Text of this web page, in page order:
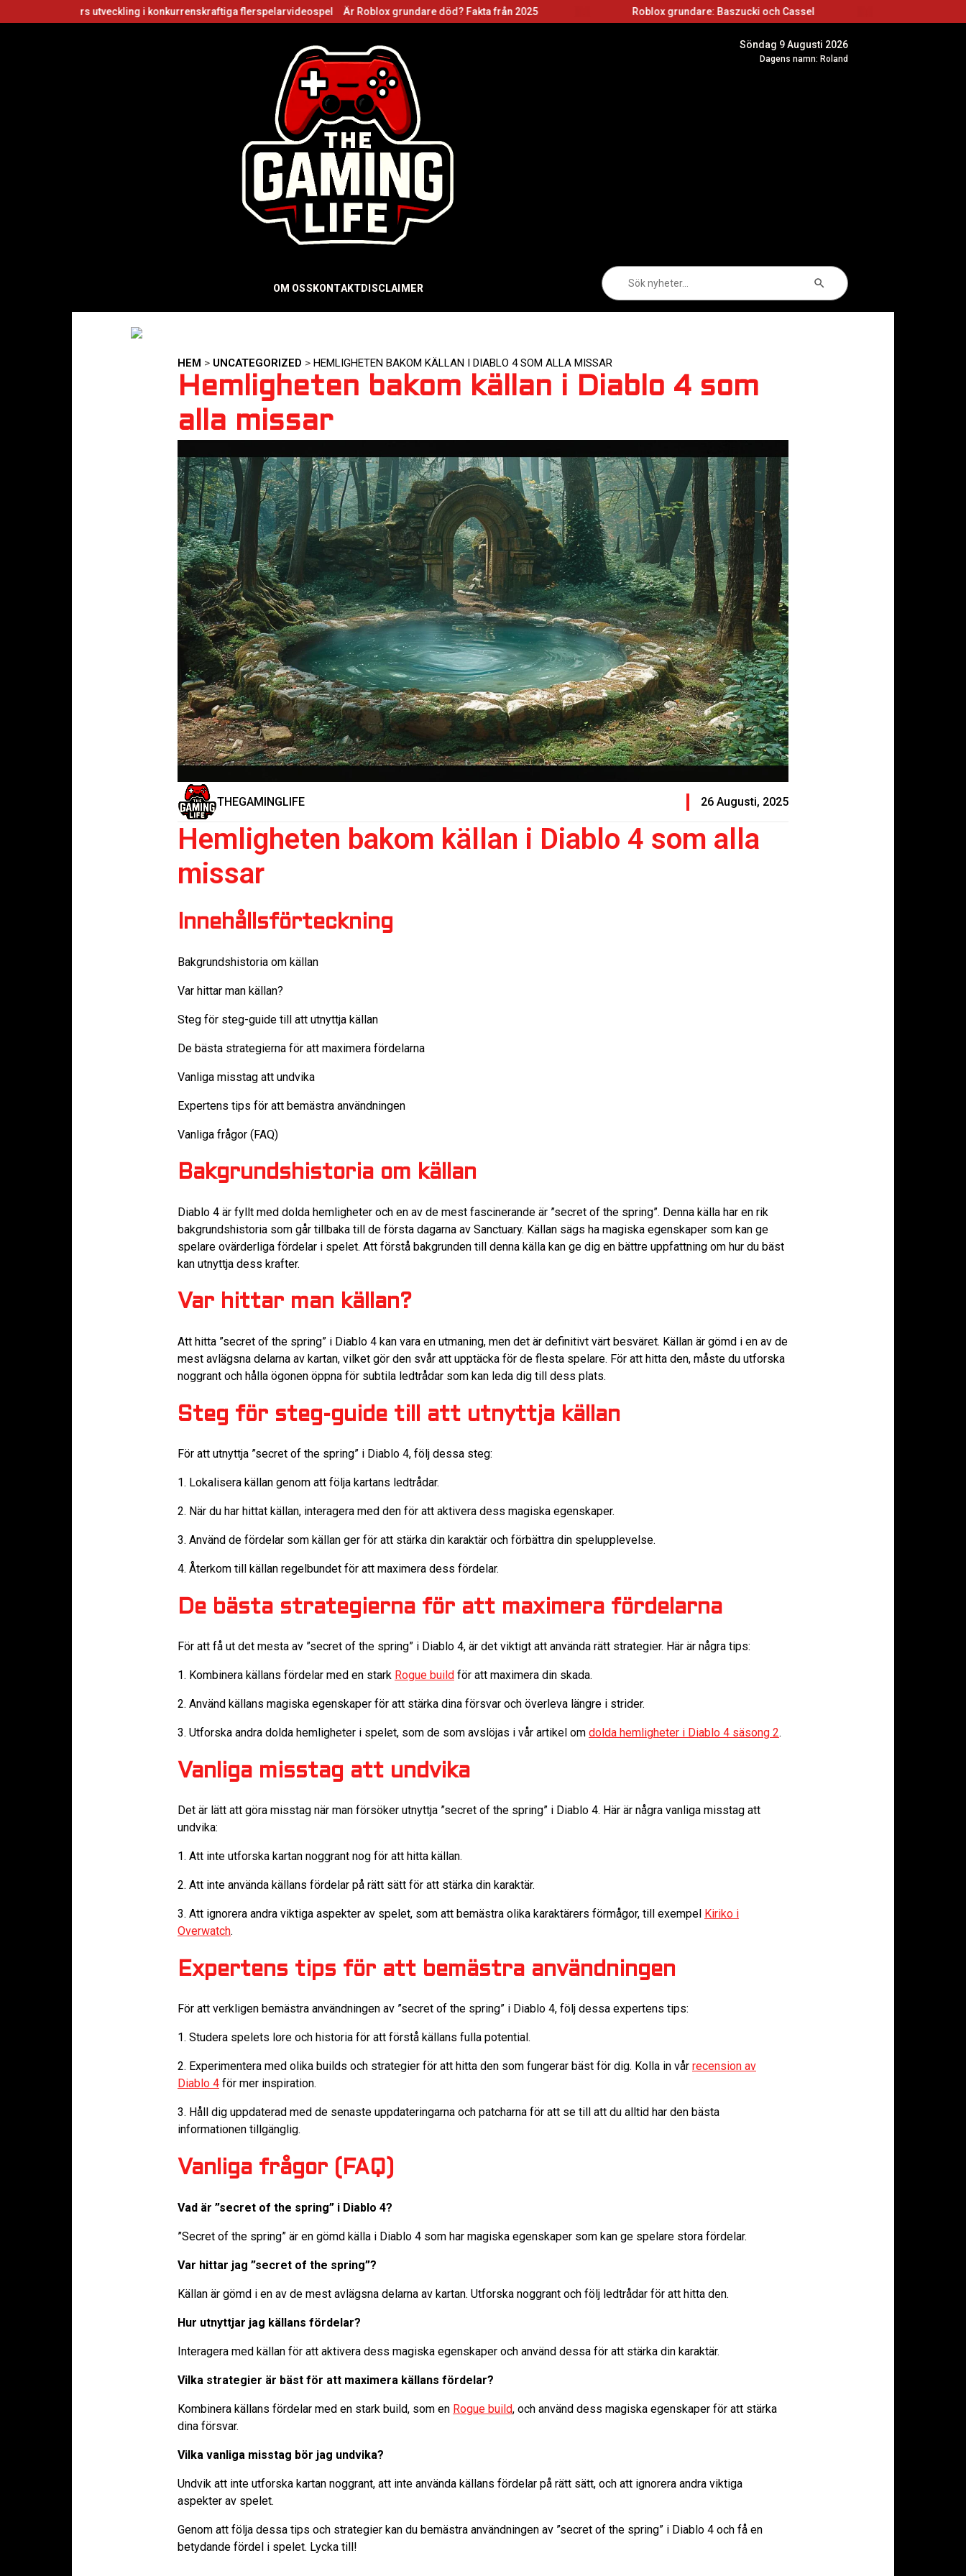
utveckling i konkurrenskraftiga flerspelarvideospel Är Roblox grundare död? Fakta från 2025 Roblox grundare: Baszucki och Cassel
OM OSS KONTAKTDISCLAIMER
Söndag 9 Augusti 2026
Dagens namn: Roland
efter:
Sökknapp
HEM > UNCATEGORIZED > HEMLIGHETEN BAKOM KÄLLAN I DIABLO 4 SOM ALLA MISSAR
Hemligheten bakom källan i Diablo 4 som
alla missar
THEGAMINGLIFE 26 Augusti, 2025
Hemligheten bakom källan i Diablo 4 som alla
missar
Innehållsförteckning
Bakgrundshistoria om källan
Var hittar man källan?
Steg för steg-guide till att utnyttja källan
De bästa strategierna för att maximera fördelarna
Vanliga misstag att undvika
Expertens tips för att bemästra användningen
Vanliga frågor (FAQ)
Bakgrundshistoria om källan
Diablo 4 är fyllt med dolda hemligheter och en av de mest fascinerande är ”secret of the spring”. Denna källa har en rik
bakgrundshistoria som går tillbaka till de första dagarna av Sanctuary. Källan sägs ha magiska egenskaper som kan ge
spelare ovärderliga fördelar i spelet. Att förstå bakgrunden till denna källa kan ge dig en bättre uppfattning om hur du bäst
kan utnyttja dess krafter.
Var hittar man källan?
Att hitta ”secret of the spring” i Diablo 4 kan vara en utmaning, men det är definitivt värt besväret. Källan är gömd i en av de
mest avlägsna delarna av kartan, vilket gör den svår att upptäcka för de flesta spelare. För att hitta den, måste du utforska
noggrant och hålla ögonen öppna för subtila ledtrådar som kan leda dig till dess plats.
Steg för steg-guide till att utnyttja källan
För att utnyttja ”secret of the spring” i Diablo 4, följ dessa steg:
1. Lokalisera källan genom att följa kartans ledtrådar.
2. När du har hittat källan, interagera med den för att aktivera dess magiska egenskaper.
3. Använd de fördelar som källan ger för att stärka din karaktär och förbättra din spelupplevelse.
4. Återkom till källan regelbundet för att maximera dess fördelar.
De bästa strategierna för att maximera fördelarna
För att få ut det mesta av ”secret of the spring” i Diablo 4, är det viktigt att använda rätt strategier. Här är några tips:
1. Kombinera källans fördelar med en stark Rogue build för att maximera din skada.
2. Använd källans magiska egenskaper för att stärka dina försvar och överleva längre i strider.
3. Utforska andra dolda hemligheter i spelet, som de som avslöjas i vår artikel om dolda hemligheter i Diablo 4 säsong 2.
Vanliga misstag att undvika
Det är lätt att göra misstag när man försöker utnyttja ”secret of the spring” i Diablo 4. Här är några vanliga misstag att
undvika:
1. Att inte utforska kartan noggrant nog för att hitta källan.
2. Att inte använda källans fördelar på rätt sätt för att stärka din karaktär.
3. Att ignorera andra viktiga aspekter av spelet, som att bemästra olika karaktärers förmågor, till exempel Kiriko i
Overwatch.
Expertens tips för att bemästra användningen
För att verkligen bemästra användningen av ”secret of the spring” i Diablo 4, följ dessa expertens tips:
1. Studera spelets lore och historia för att förstå källans fulla potential.
2. Experimentera med olika builds och strategier för att hitta den som fungerar bäst för dig. Kolla in vår recension av
Diablo 4 för mer inspiration.
3. Håll dig uppdaterad med de senaste uppdateringarna och patcharna för att se till att du alltid har den bästa
informationen tillgänglig.
Vanliga frågor (FAQ)
Vad är ”secret of the spring” i Diablo 4?
”Secret of the spring” är en gömd källa i Diablo 4 som har magiska egenskaper som kan ge spelare stora fördelar.
Var hittar jag ”secret of the spring”?
Källan är gömd i en av de mest avlägsna delarna av kartan. Utforska noggrant och följ ledtrådar för att hitta den.
Hur utnyttjar jag källans fördelar?
Interagera med källan för att aktivera dess magiska egenskaper och använd dessa för att stärka din karaktär.
Vilka strategier är bäst för att maximera källans fördelar?
Kombinera källans fördelar med en stark build, som en Rogue build, och använd dess magiska egenskaper för att stärka
dina försvar.
Vilka vanliga misstag bör jag undvika?
Undvik att inte utforska kartan noggrant, att inte använda källans fördelar på rätt sätt, och att ignorera andra viktiga
aspekter av spelet.
Genom att följa dessa tips och strategier kan du bemästra användningen av ”secret of the spring” i Diablo 4 och få en
betydande fördel i spelet. Lycka till!